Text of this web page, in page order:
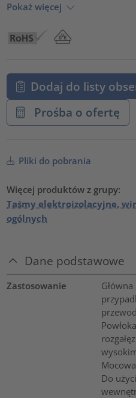
Pokaż więcej
Dodaj do listy
Prośba o ofertę
Pliki do pobrania
Więcej produktów z grupy:
Taśmy elektroizolacyjne,
ogólnych
Dane podstawowe
Zastosowanie
Do